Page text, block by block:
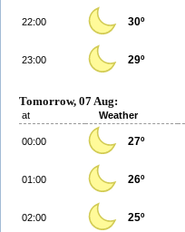
22:00 30º
23:00 29º
Tomorrow, 07 Aug:
at Weather
00:00 27º
01:00 26º
02:00 25º